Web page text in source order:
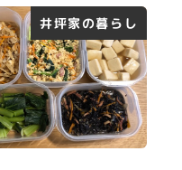
井坪家の暮らし